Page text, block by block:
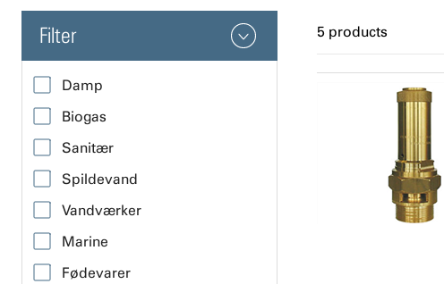
Filter
Damp
Biogas
Sanitær
Spildevand
Vandværker
Marine
Fødevarer
5 products